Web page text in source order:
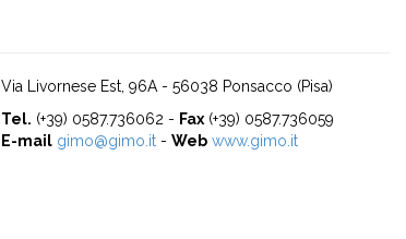
Via Livornese Est, 96A - 56038 Ponsacco (Pisa)
Tel. (+39) 0587.736062 - Fax(+39) 0587.736059
E-mail gimo@gimo.it- Web www.gimo.it